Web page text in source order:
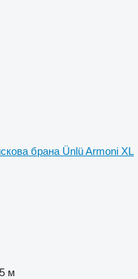
брана Ünlü Armoni XL
5 м